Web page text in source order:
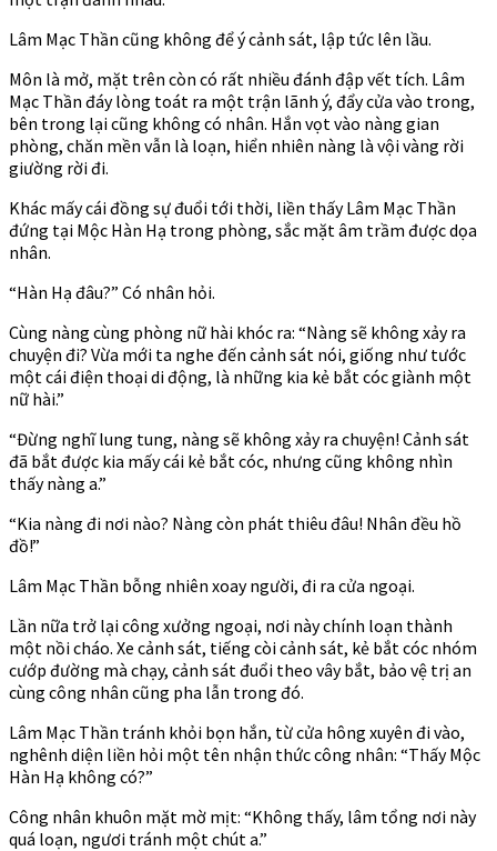
Lâm Mạc Thần cũng không để ý cảnh sát, lập tức lên lầu.
Môn là mở, mặt trên còn có rất nhiều đánh đập vết tích. Lâm
Mạc Thần đáy lòng toát ra một trận lãnh ý, đẩy cửa vào trong,
bên trong lại cũng không có nhân. Hắn vọt vào nàng gian
phòng, chăn mền vẫn là loạn, hiển nhiên nàng là vội vàng rời
giường rời đi.
Khác mấy cái đồng sự đuổi tới thời, liền thấy Lâm Mạc Thần
đứng tại Mộc Hàn Hạ trong phòng, sắc mặt âm trầm được dọa
nhân.
“Hàn Hạ đâu?” Có nhân hỏi.
Cùng nàng cùng phòng nữ hài khóc ra: “Nàng sẽ không xảy ra
chuyện đi? Vừa mới ta nghe đến cảnh sát nói, giống như tước
một cái điện thoại di động, là những kia kẻ bắt cóc giành một
nữ hài.”
“Đừng nghĩ lung tung, nàng sẽ không xảy ra chuyện! Cảnh sát
đã bắt được kia mấy cái kẻ bắt cóc, nhưng cũng không nhìn
thấy nàng a.”
“Kia nàng đi nơi nào? Nàng còn phát thiêu đâu! Nhân đều hồ
đồ!”
Lâm Mạc Thần bỗng nhiên xoay người, đi ra cửa ngoại.
Lần nữa trở lại công xưởng ngoại, nơi này chính loạn thành
một nồi cháo. Xe cảnh sát, tiếng còi cảnh sát, kẻ bắt cóc nhóm
cướp đường mà chạy, cảnh sát đuổi theo vây bắt, bảo vệ trị an
cùng công nhân cũng pha lẫn trong đó.
Lâm Mạc Thần tránh khỏi bọn hắn, từ cửa hông xuyên đi vào,
nghênh diện liền hỏi một tên nhận thức công nhân: “Thấy Mộc
Hàn Hạ không có?”
Công nhân khuôn mặt mờ mịt: “Không thấy, lâm tổng nơi này
quá loạn, ngươi tránh một chút a.”